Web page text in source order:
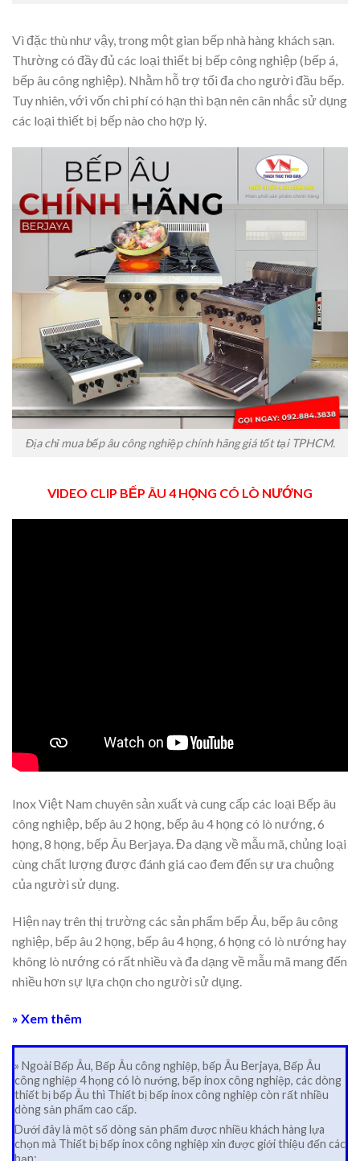
Vì đặc thù như vậy, trong một gian bếp nhà hàng khách sạn.
Thường có đầy đủ các loại thiết bị bếp công nghiệp (bếp á,
bếp âu công nghiệp). Nhằm hỗ trợ tối đa cho người đầu bếp.
Tuy nhiên, với vốn chi phí có hạn thì bạn nên cân nhắc sử dụng
các loại thiết bị bếp nào cho hợp lý.
Địa chỉ mua bếp âu công nghiệp chính hãng giá tốt tại TPHCM.
VIDEO CLIP BẾP ÂU 4 HỌNG CÓ LÒ NƯỚNG
Inox Việt Nam chuyên sản xuất và cung cấp các loại Bếp âu
công nghiệp, bếp âu 2 họng, bếp âu 4 họng có lò nướng, 6
họng, 8 họng, bếp Âu Berjaya. Đa dạng về mẫu mã, chủng loại
cùng chất lượng được đánh giá cao đem đến sự ưa chuộng
của người sử dụng.
Hiện nay trên thị trường các sản phẩm bếp Âu, bếp âu công
nghiệp, bếp âu 2 họng, bếp âu 4 họng, 6 họng có lò nướng hay
không lò nướng có rất nhiều và đa dạng về mẫu mã mang đến
nhiều hơn sự lựa chọn cho người sử dụng.
» Xem thêm
» Ngoài Bếp Âu, Bếp Âu công nghiệp, bếp Âu Berjaya, Bếp Âu
công nghiệp 4 họng có lò nướng, bếp inox công nghiệp, các dòng
thiết bị bếp Âu thì Thiết bị bếp inox công nghiệp còn rất nhiều
dòng sản phẩm cao cấp.
Dưới đây là một số dòng sản phẩm được nhiều khách hàng lựa
chọn mà Thiết bị bếp inox công nghiệp xin được giới thiệu đến các
bạn: